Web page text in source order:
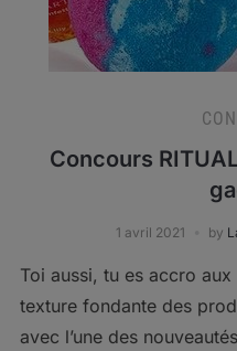
Concours
1 avril 2021 by
Toi aussi, tu es accro
texture fondante des
avec l’une des